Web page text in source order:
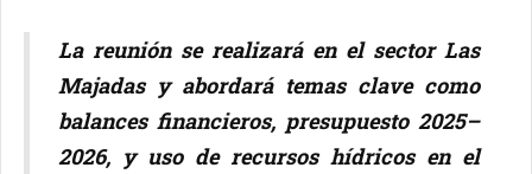
La reunión se realizará en el sector Las
Majadas y abordará temas clave como
balances financieros, presupuesto 2025–
2026, y uso de recursos hídricos en el